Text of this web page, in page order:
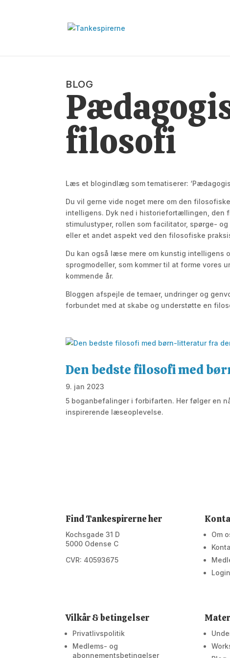
BLOG
filosofi
Læs et blogindlæg som tematiserer:
Du vil gerne vide noget mere om den
intelligens. Dyk ned i historiefortællingen, den
stimulustyper, rollen som facilitator, spørge-
eller et andet aspekt ved den filosofiske
Du kan også læse mere om kunstig intelligens
sprogmodeller, som kommer til at forme vores
kommende år.
Bloggen afspejle de temaer, undringer og
forbundet med at skabe og understøtte en
Den bedste filosofi med
9. jan 2023
5 boganbefalinger i forbifarten. Her følger en
inspirerende læseoplevelse.
Find Tankespirerne her
Kochsgade 31 D
5000 Odense C
CVR: 40593675
Om
Login
Vilkår & betingelser
Privatlivspolitik
Medlems- og
abonnementsbetingelser